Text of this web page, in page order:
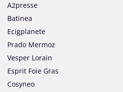
A2presse
Batinea
Ecigplanete
Prado Mermoz
Vesper Lorain
Esprit Foie Gras
Cosyneo